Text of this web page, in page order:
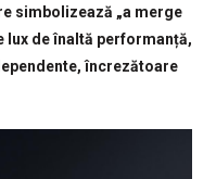
simbolizează „a merge
lux de înaltă performanță,
încrezătoare